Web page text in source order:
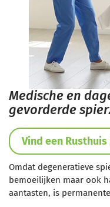
Medische en
gevorderde
Vind een
Omdat degeneratieve
bemoeilijken maar ook
aantasten, is